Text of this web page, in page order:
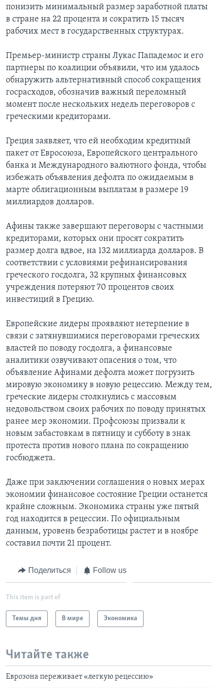
понизить минимальный размер заработной платы
в стране на 22 процента и сократить 15 тысяч
рабочих мест в государственных структурах.
Премьер-министр страны Лукас Пападемос и его
партнеры по коалиции объявили, что им удалось
обнаружить альтернативный способ сокращения
госрасходов, обозначив важный переломный
момент после нескольких недель переговоров с
греческими кредиторами.
Греция заявляет, что ей необходим кредитный
пакет от Евросоюза, Европейского центрального
банка и Международного валютного фонда, чтобы
избежать объявления дефолта по ожидаемым в
марте облигационным выплатам в размере 19
миллиардов долларов.
Афины также завершают переговоры с частными
кредиторами, которых они просят сократить
размер долга вдвое, на 132 миллиарда долларов. В
соответствии с условиями рефинансирования
греческого госдолга, 32 крупных финансовых
учреждения потеряют 70 процентов своих
инвестиций в Грецию.
Европейские лидеры проявляют нетерпение в
связи с затянувшимися переговорами греческих
властей по поводу госдолга, а финансовые
аналитики озвучивают опасения о том, что
объявление Афинами дефолта может погрузить
мировую экономику в новую рецессию. Между тем,
греческие лидеры столкнулись с массовым
недовольством своих рабочих по поводу принятых
ранее мер экономии. Профсоюзы призвали к
новым забастовкам в пятницу и субботу в знак
протеста против нового плана по сокращению
госбюджета.
Даже при заключении соглашения о новых мерах
экономии финансовое состояние Греции останется
крайне сложным. Экономика страны уже пятый
год находится в рецессии. По официальным
данным, уровень безработицы растет и в ноябре
составил почти 21 процент.
Поделиться Follow us
This item is part of
Темы дня В мире Экономика
Читайте также
Еврозона переживает «легкую рецессию»